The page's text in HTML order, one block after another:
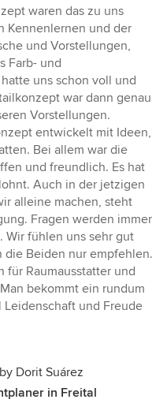
waren das zu uns
Kennenlernen und der
und Vorstellungen,
Farb- und
uns schon voll und
war dann genau
Vorstellungen.
entwickelt mit Ideen,
Bei allem war die
und freundlich. Es hat
Auch in der jetzigen
alleine machen, steht
Fragen werden immer
Wir fühlen uns sehr gut
Beiden nur empfehlen.
für Raumausstatter und
bekommt ein rundum
und Freude
Dorit Suárez
in Freital